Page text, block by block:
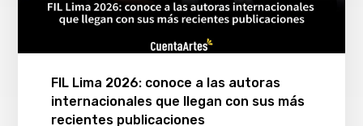
FIL Lima 2026: conoce a las autoras
internacionales que llegan con sus más
recientes publicaciones